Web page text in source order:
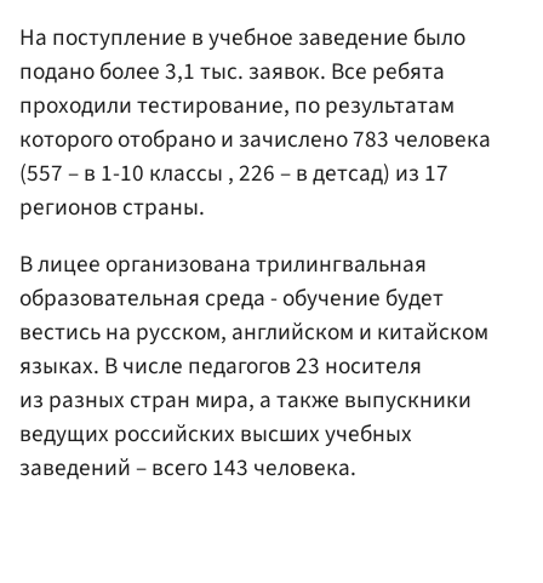
На поступление в учебное заведение было
подано более 3,1 тыс. заявок. Все ребята
проходили тестирование, по результатам
которого отобрано и зачислено 783 человека
(557 – в 1-10 классы , 226 – в детсад) из 17
регионов страны.
В лицее организована трилингвальная
образовательная среда - обучение будет
вестись на русском, английском и китайском
языках. В числе педагогов 23 носителя
из разных стран мира, а также выпускники
ведущих российских высших учебных
заведений – всего 143 человека.